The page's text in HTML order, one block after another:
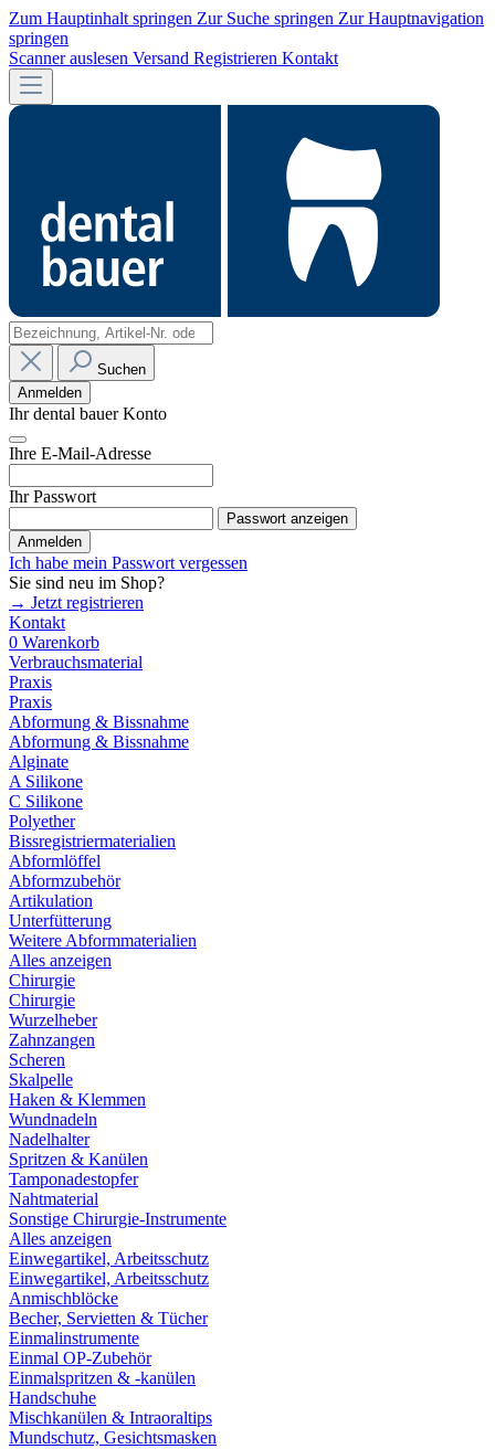
Zum Hauptinhalt springen Zur Suche springen Zur Hauptnavigation
springen
Scanner auslesen Versand Registrieren Kontakt
Suchen
Anmelden
Ihr dental bauer Konto
Ihre E-Mail-Adresse
Ihr Passwort
Passwort anzeigen
Anmelden
Ich habe mein Passwort vergessen
Sie sind neu im Shop?
→ Jetzt registrieren
Kontakt
0 Warenkorb
Verbrauchsmaterial
Praxis
Praxis
Abformung & Bissnahme
Abformung & Bissnahme
Alginate
A Silikone
C Silikone
Polyether
Bissregistriermaterialien
Abformlöffel
Abformzubehör
Artikulation
Unterfütterung
Weitere Abformmaterialien
Alles anzeigen
Chirurgie
Chirurgie
Wurzelheber
Zahnzangen
Scheren
Skalpelle
Haken & Klemmen
Wundnadeln
Nadelhalter
Spritzen & Kanülen
Tamponadestopfer
Nahtmaterial
Sonstige Chirurgie-Instrumente
Alles anzeigen
Einwegartikel, Arbeitsschutz
Einwegartikel, Arbeitsschutz
Anmischblöcke
Becher, Servietten & Tücher
Einmalinstrumente
Einmal OP-Zubehör
Einmalspritzen & -kanülen
Handschuhe
Mischkanülen & Intraoraltips
Mundschutz, Gesichtsmasken